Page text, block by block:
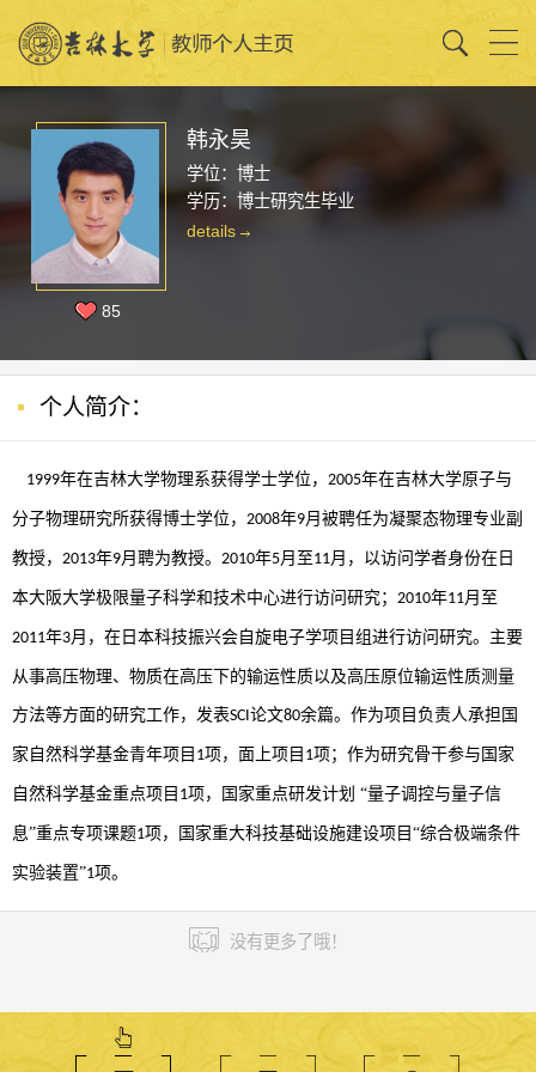
85
韩永昊
学位：博士
学历：博士研究生毕业
details
个人简介：
1999年在吉林大学物理系获得学士学位， 2005年在吉林大学原子与
分子物理研究所获得博士学位， 2008年9月被聘任为凝聚态物理专业副
教授， 2013年9月聘为教授。 2010年5月至11月，以访问学者身份在日
本大阪大学极限量子科学和技术中心进行访问研究； 2010年11月至
2011年3月，在日本科技振兴会自旋电子学项目组进行访问研究。主要
从事高压物理、物质在高压下的输运性质以及高压原位输运性质测量
方法等方面的研究工作，发表SCI论文80余篇。作为项目负责人承担国
家自然科学基金青年项目 1项，面上项目 1项；作为研究骨干参与国家
自然科学基金重点项目 1项，国家重点研发计划 “量子调控与量子信
息”重点专项课题1项，国家重大科技基础设施建设项目“综合极端条件
实验装置”1项。
没有更多了哦！